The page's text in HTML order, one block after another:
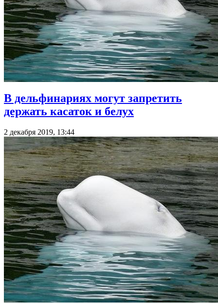
В дельфинариях могут запретить
держать касаток и белух
2 декабря 2019, 13:44